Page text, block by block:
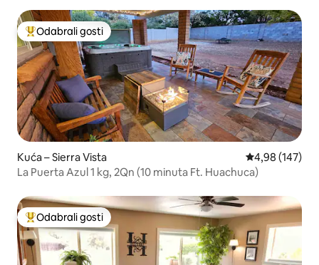
Među najviše rangiranima s oznakom „Odabrali gosti”
Odabrali gosti
Kuća – Sierra Vista Prosječna
4,98 (147)
La Puerta Azul 1 kg, 2Qn (10 minuta Ft. Huachuca)
Među najviše rangiranima s oznakom „Odabrali gosti”
Odabrali gosti